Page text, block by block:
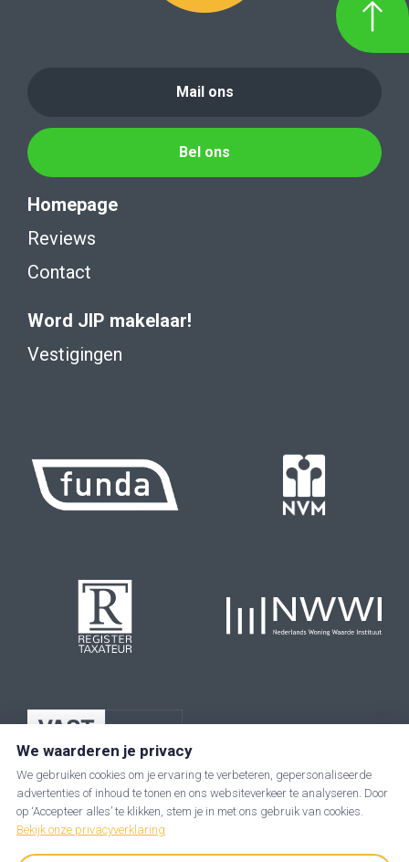
Mail ons
Bel ons
Homepage
Reviews
Contact
Word JIP makelaar!
Vestigingen
We waarderen je privacy
We gebruiken cookies om je ervaring te verbeteren, gepersonaliseerde
advertenties of inhoud te tonen en ons websiteverkeer te analyseren. Door
op ‘Accepteer alles’ te klikken, stem je in met ons gebruik van cookies.
Bekijk onze privacyverklaring